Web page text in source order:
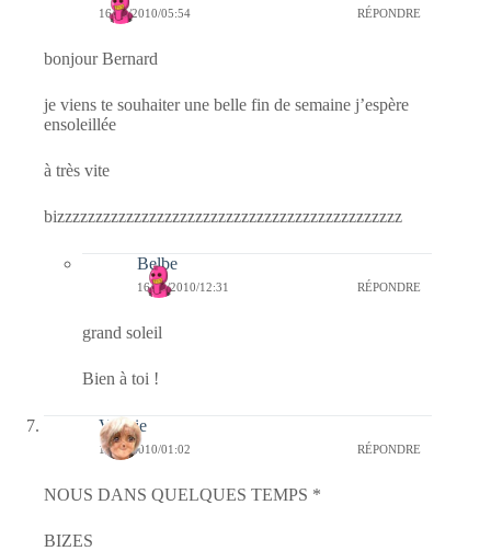
16/04/2010/05:54 RÉPONDRE
bonjour Bernard
je viens te souhaiter une belle fin de semaine j’espère
ensoleillée
à très vite
bizzzzzzzzzzzzzzzzzzzzzzzzzzzzzzzzzzzzzzzzzzzzz
Belbe
16/04/2010/12:31 RÉPONDRE
grand soleil
Bien à toi !
Valérie
16/04/2010/01:02 RÉPONDRE
NOUS DANS QUELQUES TEMPS *
BIZES